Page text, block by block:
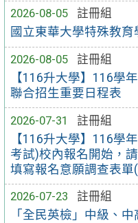
2026-08-05
註冊組
國立東華大學特殊教
2026-08-05
註冊組
【116升大學】116學
聯合招生重要日程表
2026-07-31
註冊組
【116升大學】116學
考試)校內報名開始，
填寫報名意願調查表單
2026-07-23
註冊組
「全民英檢」中級、